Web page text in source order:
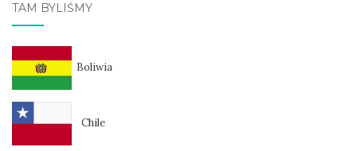
TAM BYLIŚMY
Boliwia
Chile